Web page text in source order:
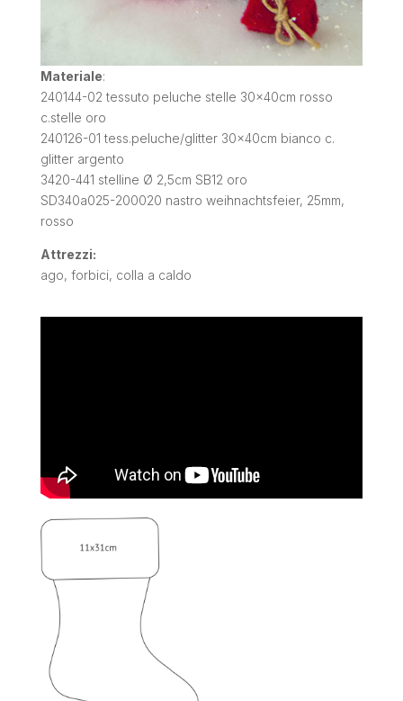
Materiale:
240144-02 tessuto peluche stelle 30x40cm rosso
c.stelle oro
240126-01 tess.peluche/glitter 30x40cm bianco c.
glitter argento
3420-441 stelline Ø 2,5cm SB12 oro
SD340a025-200020 nastro weihnachtsfeier, 25mm,
rosso
Attrezzi:
ago, forbici, colla a caldo